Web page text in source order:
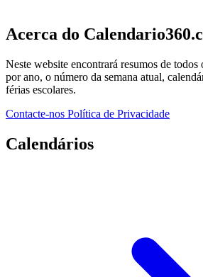
Acerca do
Neste website encontrará resumos de todos
por ano, o número da semana atual,
férias escolares.
Contacte-nos Política de Privacidade
Calendários